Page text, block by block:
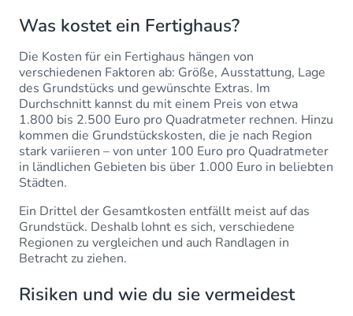
Was kostet ein Fertighaus?
Die Kosten für ein Fertighaus hängen von
verschiedenen Faktoren ab: Größe, Ausstattung, Lage
des Grundstücks und gewünschte Extras. Im
Durchschnitt kannst du mit einem Preis von etwa
1.800 bis 2.500 Euro pro Quadratmeter rechnen. Hinzu
kommen die Grundstückskosten, die je nach Region
stark variieren – von unter 100 Euro pro Quadratmeter
in ländlichen Gebieten bis über 1.000 Euro in beliebten
Städten.
Ein Drittel der Gesamtkosten entfällt meist auf das
Grundstück. Deshalb lohnt es sich, verschiedene
Regionen zu vergleichen und auch Randlagen in
Betracht zu ziehen.
Risiken und wie du sie vermeidest